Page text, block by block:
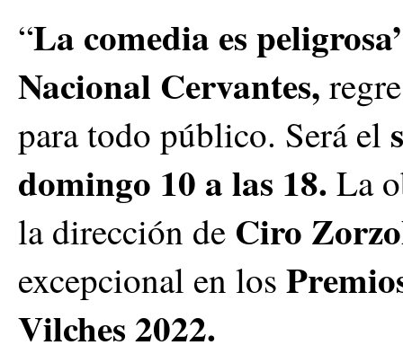
“La comedia es
Nacional Cervantes,
para todo público. Será el
domingo 10 a las 18. La
la dirección de Ciro
excepcional en los
Vilches 2022.